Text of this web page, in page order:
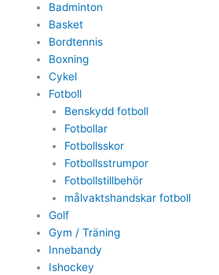
Badminton
Basket
Bordtennis
Boxning
Cykel
Fotboll
Benskydd fotboll
Fotbollar
Fotbollsskor
Fotbollsstrumpor
Fotbollstillbehör
målvaktshandskar fotboll
Golf
Gym / Träning
Innebandy
Ishockey